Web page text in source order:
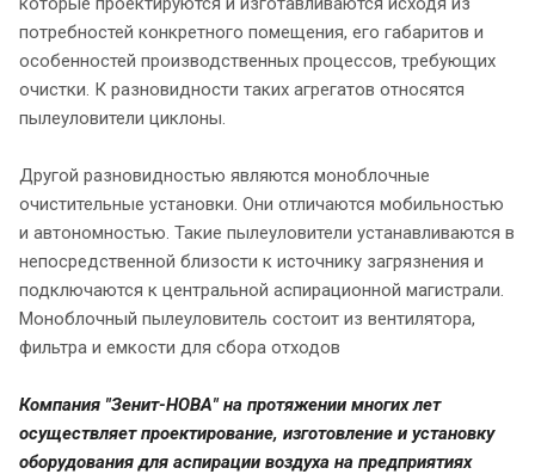
потребностей конкретного помещения, его габаритов и
особенностей производственных процессов, требующих
очистки. К разновидности таких агрегатов относятся
пылеуловители циклоны.
Другой разновидностью являются моноблочные
очистительные установки. Они отличаются мобильностью
и автономностью. Такие пылеуловители устанавливаются в
непосредственной близости к источнику загрязнения и
подключаются к центральной аспирационной магистрали.
Моноблочный пылеуловитель состоит из вентилятора,
фильтра и емкости для сбора отходов
Компания "Зенит-НОВА" на протяжении многих лет
осуществляет проектирование, изготовление и установку
оборудования для аспирации воздуха на предприятиях